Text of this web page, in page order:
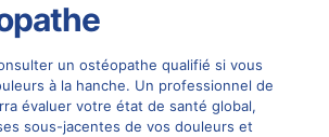
un ostéopathe qualifié si vous
à la hanche. Un professionnel de
évaluer votre état de santé global,
sous-jacentes de vos douleurs et